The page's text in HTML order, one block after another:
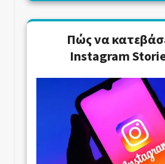
Πώς να
Instagram